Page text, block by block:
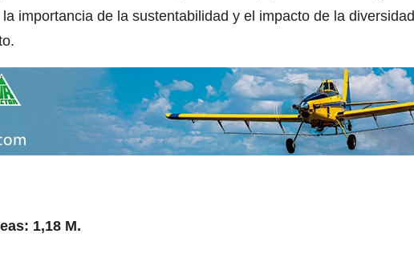
importancia de la sustentabilidad y el impacto de la diversidad
1,18 M.